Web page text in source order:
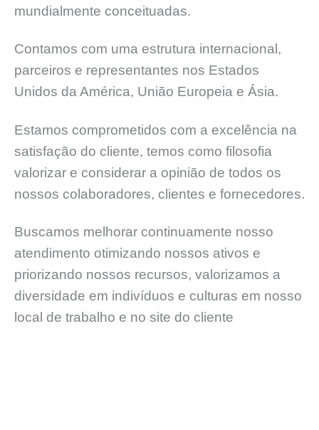
mundialmente conceituadas.
Contamos com uma estrutura internacional,
parceiros e representantes nos Estados
Unidos da América, União Europeia e Ásia.
Estamos comprometidos com a excelência na
satisfação do cliente, temos como filosofia
valorizar e considerar a opinião de todos os
nossos colaboradores, clientes e fornecedores.
Buscamos melhorar continuamente nosso
atendimento otimizando nossos ativos e
priorizando nossos recursos, valorizamos a
diversidade em indivíduos e culturas em nosso
local de trabalho e no site do cliente